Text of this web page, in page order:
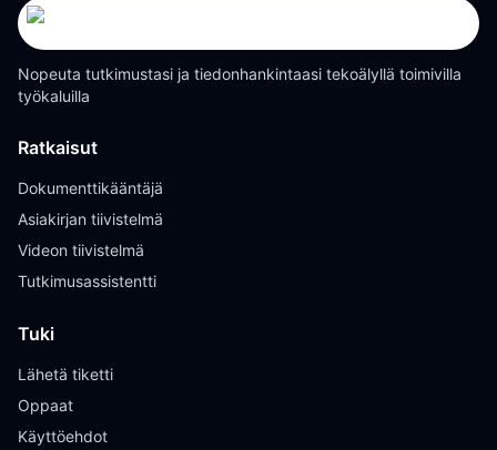
Nopeuta tutkimustasi ja tiedonhankintaasi tekoälyllä toimivilla
työkaluilla
Ratkaisut
Dokumenttikääntäjä
Asiakirjan tiivistelmä
Videon tiivistelmä
Tutkimusassistentti
Tuki
Lähetä tiketti
Oppaat
Käyttöehdot